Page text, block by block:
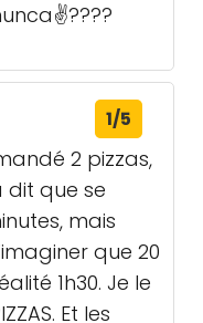
1/5
2 pizzas,
dit que se
mais
que 20
1h30. Je le
Et les